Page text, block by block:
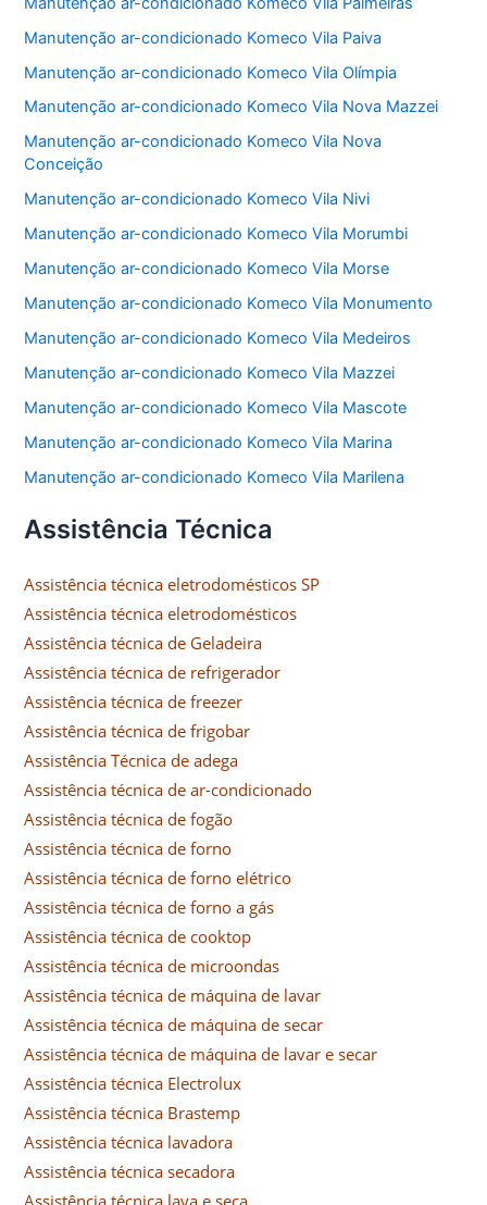
Manutenção ar-condicionado Komeco Vila Paiva
Manutenção ar-condicionado Komeco Vila Olímpia
Manutenção ar-condicionado Komeco Vila Nova Mazzei
Manutenção ar-condicionado Komeco Vila Nova
Conceição
Manutenção ar-condicionado Komeco Vila Nivi
Manutenção ar-condicionado Komeco Vila Morumbi
Manutenção ar-condicionado Komeco Vila Morse
Manutenção ar-condicionado Komeco Vila Monumento
Manutenção ar-condicionado Komeco Vila Medeiros
Manutenção ar-condicionado Komeco Vila Mazzei
Manutenção ar-condicionado Komeco Vila Mascote
Manutenção ar-condicionado Komeco Vila Marina
Manutenção ar-condicionado Komeco Vila Marilena
Assistência Técnica
Assistência técnica eletrodomésticos SP
Assistência técnica eletrodomésticos
Assistência técnica de Geladeira
Assistência técnica de refrigerador
Assistência técnica de freezer
Assistência técnica de frigobar
Assistência Técnica de adega
Assistência técnica de ar-condicionado
Assistência técnica de fogão
Assistência técnica de forno
Assistência técnica de forno elétrico
Assistência técnica de forno a gás
Assistência técnica de cooktop
Assistência técnica de microondas
Assistência técnica de máquina de lavar
Assistência técnica de máquina de secar
Assistência técnica de máquina de lavar e secar
Assistência técnica Electrolux
Assistência técnica Brastemp
Assistência técnica lavadora
Assistência técnica secadora